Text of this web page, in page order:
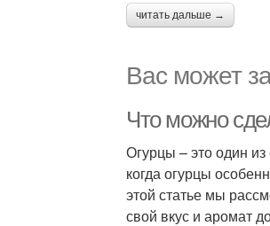
читать дальше →
Вас может
Что можно
Огурцы – это один
когда огурцы
этой статье мы
свой вкус и аромат